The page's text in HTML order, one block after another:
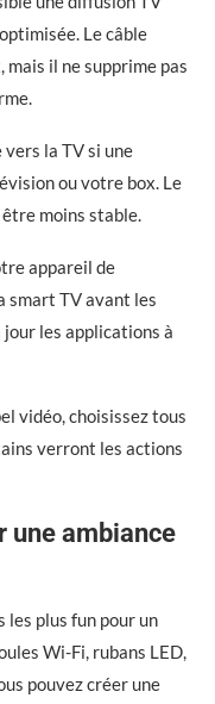
Le câble
il ne supprime pas
la TV si une
ou votre box. Le
moins stable.
appareil de
smart TV avant les
les applications à
vidéo, choisissez tous
verront les actions
une ambiance
les plus fun pour un
Wi-Fi, rubans LED,
pouvez créer une